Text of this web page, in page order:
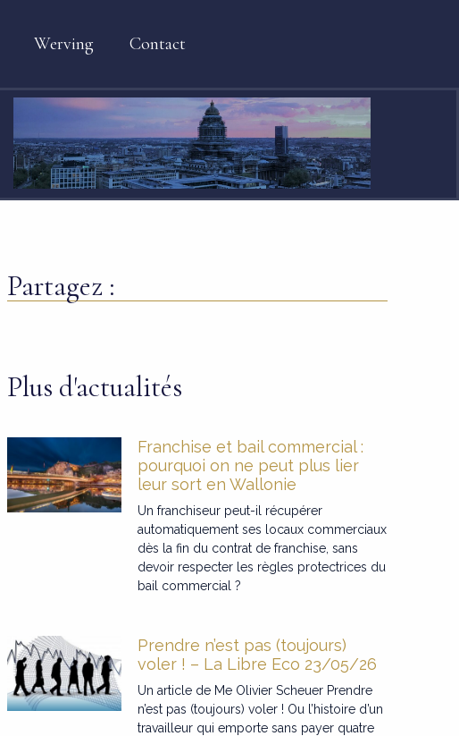
Werving Contact
Partagez :
Plus d'actualités
Franchise et bail commercial :
pourquoi on ne peut plus lier
leur sort en Wallonie
Un franchiseur peut-il récupérer
automatiquement ses locaux commerciaux
dès la fin du contrat de franchise, sans
devoir respecter les règles protectrices du
bail commercial ?
Prendre n’est pas (toujours)
voler ! – La Libre Eco 23/05/26
Un article de Me Olivier Scheuer Prendre
n’est pas (toujours) voler ! Ou l’histoire d’un
travailleur qui emporte sans payer quatre